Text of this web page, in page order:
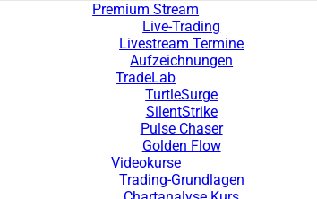
Premium Stream
Live-Trading
Livestream Termine
Aufzeichnungen
TradeLab
TurtleSurge
SilentStrike
Pulse Chaser
Golden Flow
Videokurse
Trading-Grundlagen